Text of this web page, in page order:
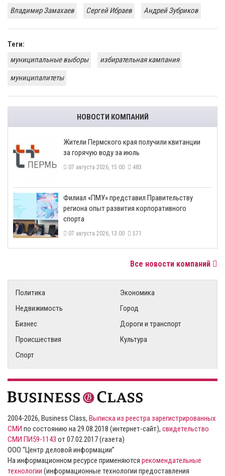
Владимир Замахаев
Сергей Ибраев Андрей Зубриков
Теги:
муниципальные выборы
избирательная кампания
муниципалитеты
НОВОСТИ КОМПАНИЙ
​Жители Пермского края получили квитанции
за горячую воду за июль
07 августа 2026, 15:00 483
​Филиал «ПМУ» представил Правительству
региона опыт развития корпоративного
спорта
07 августа 2026, 13:00 571
Все новости компаний
Политика
Экономика
Недвижимость
Город
Бизнес
Дороги и транспорт
Происшествия
Культура
Спорт
2004-2026, Business Class, Выписка из реестра зарегистрированных
СМИ по состоянию на 29.08.2018 (интернет-сайт), свидетельство
СМИ ПИ59-1143 от 07.02.2017 (газета)
ООО “Центр деловой информации”
На информационном ресурсе применяются рекомендательные
технологии (информационные технологии предоставления